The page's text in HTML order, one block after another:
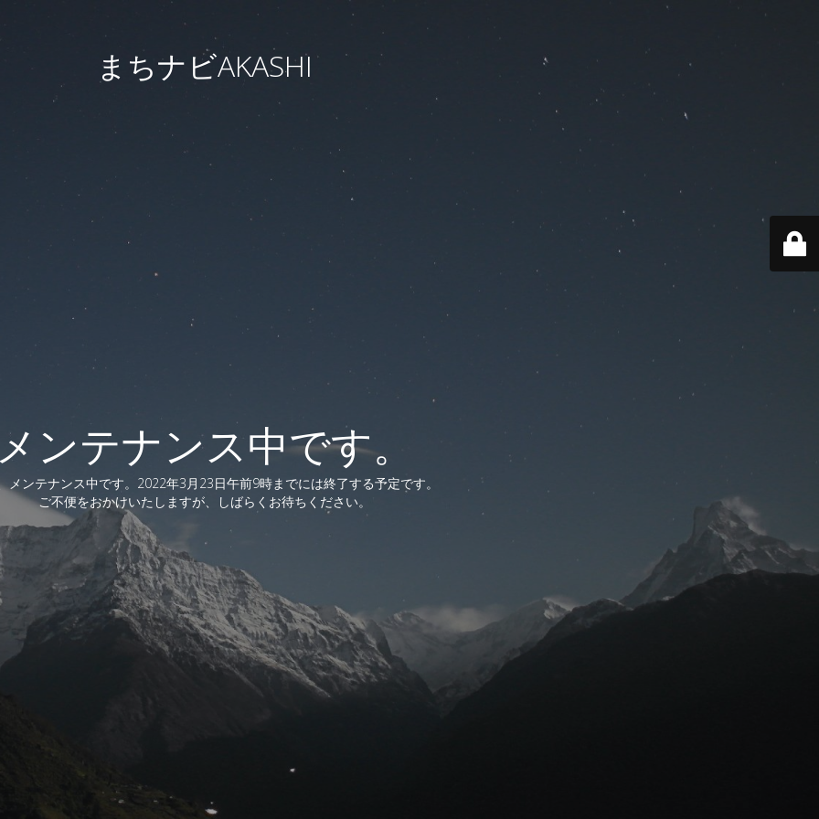
まちナビAKASHI
ンテナンス中です。
メンテナンス中です。2022年3月23日午前9時までには終了する予定です。
ご不便をおかけいたしますが、しばらくお待ちください。